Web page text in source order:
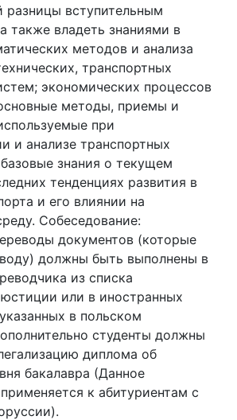
разницы вступительным
также владеть знаниями в
методов и анализа
транспортных
экономических процессов
методы, приемы и
при
и анализе транспортных
знания о текущем
тенденциях развития в
и его влиянии на
Собеседование:
документов (которые
должны быть выполнены в
из списка
или в иностранных
в польском
студенты должны
диплома об
бакалавра (Данное
к абитуриентам с